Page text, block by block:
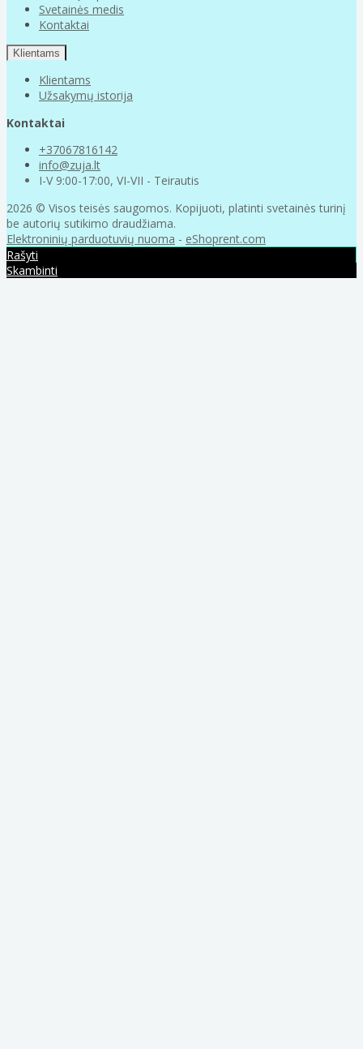
Svetainės medis
Kontaktai
Klientams
Klientams
Užsakymų istorija
Kontaktai
+37067816142
info@zuja.lt
I-V 9:00-17:00, VI-VII - Teirautis
2026 © Visos teisės saugomos. Kopijuoti, platinti svetainės turinį
be autorių sutikimo draudžiama.
Elektroninių parduotuvių nuoma - eShoprent.com
Rašyti
Skambinti